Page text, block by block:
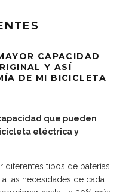
CAPACIDAD
Y ASÍ
DE MI BICICLETA
que pueden
eléctrica y
diferentes tipos de baterías
las necesidades de cada